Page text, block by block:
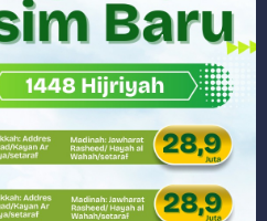
Arahan pada MTQ Nasional ke-50 Tingkat Kec. Sungai Limau
SUMATERA BARAT
SUMATERA BARAT
SUMATERA BARAT
Dorong Koperasi Jadi Motor Penggerak Ekonomi Rakyat